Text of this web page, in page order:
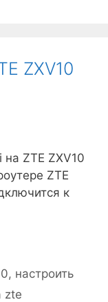
ZXV10
ZTE ZXV10
ZTE
к
, настроить
zte